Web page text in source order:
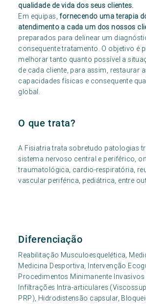
qualidade de vida dos seus clientes.
Em equipas,fornecendo uma terapia
atendimento a cada um dos nossos
preparados para delinear um
consequente tratamento. O objetivo é
melhorar tanto quanto possível a
de cada cliente, para assim, restaurar
capacidades físicas e consequente
global.
O que trata?
A Fisiatria trata sobretudo patologias
sistema nervoso central e periférico,
traumatológica, cardio-respiratória,
vascular periférica, pediátrica, entre
Diferenciação
Reabilitação Musculoesquelética,
Medicina Desportiva, Intervenção
Procedimentos Minimanente
Infiltrações Intra-articulares
PRP), Hidrodistensão capsular,